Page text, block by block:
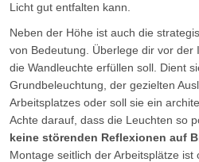
Licht gut entfalten kann.
Neben der Höhe ist auch die
von Bedeutung. Überlege dir vor der
die Wandleuchte erfüllen soll. Dient
Grundbeleuchtung, der gezielten
Arbeitsplatzes oder soll sie ein
Achte darauf, dass die Leuchten so
keine störenden Reflexionen auf
Montage seitlich der Arbeitsplätze